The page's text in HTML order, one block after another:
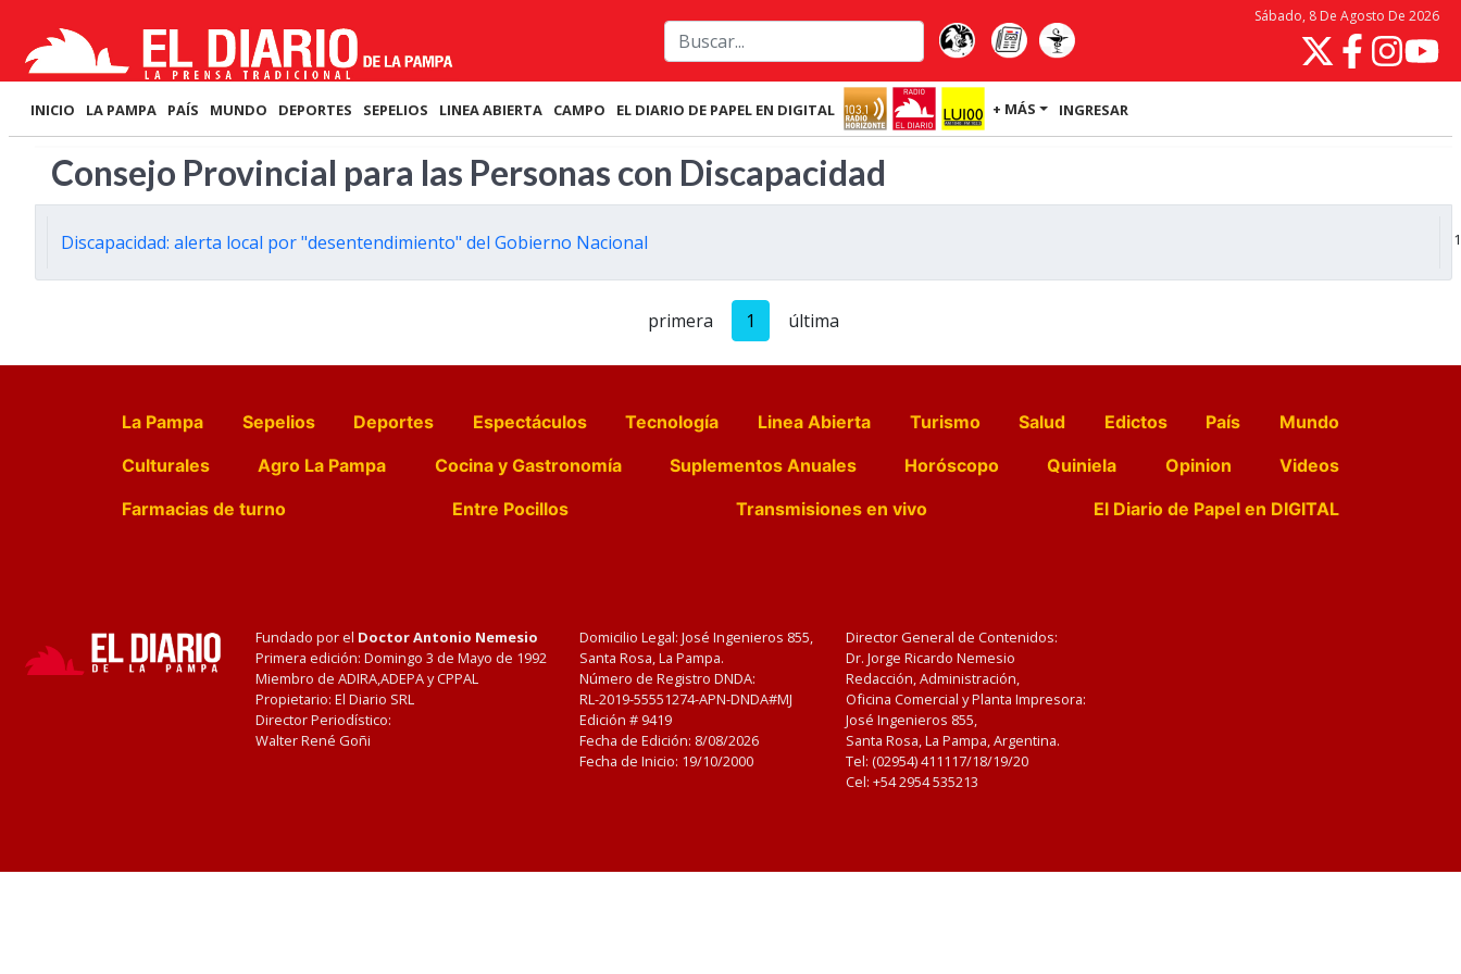
Sábado, 8 De Agosto De 2026
INICIO LA PAMPA PAÍS MUNDO DEPORTES SEPELIOS LINEA ABIERTA CAMPO EL DIARIO DE PAPEL EN DIGITAL + MÁS INGRESAR
Consejo Provincial para las Personas con Discapacidad
Discapacidad: alerta local por "desentendimiento" del Gobierno Nacional
primera 1 última
La Pampa Sepelios Deportes Espectáculos Tecnología Linea Abierta Turismo Salud Edictos País
Mundo
Culturales
Agro La Pampa Cocina y Gastronomía Suplementos Anuales Horóscopo Quiniela Opinion
Videos
Farmacias de turno
Entre Pocillos Transmisiones en vivo El Diario de Papel en DIGITAL
Fundado por el Doctor Antonio Nemesio
Primera edición: Domingo 3 de Mayo de 1992
Miembro de ADIRA,ADEPA y CPPAL
Propietario: El Diario SRL
Director Periodístico:
Walter René Goñi
Domicilio Legal: José Ingenieros 855,
Santa Rosa, La Pampa.
Número de Registro DNDA:
RL-2019-55551274-APN-DNDA#MJ
Edición # 9419
Fecha de Edición: 8/08/2026
Fecha de Inicio: 19/10/2000
Director General de Contenidos:
Dr. Jorge Ricardo Nemesio
Redacción, Administración,
Oficina Comercial y Planta Impresora:
José Ingenieros 855,
Santa Rosa, La Pampa, Argentina.
Tel: (02954) 411117/18/19/20
Cel: +54 2954 535213